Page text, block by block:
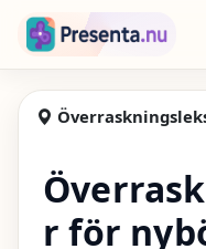
Hoppa till huvudinnehåll
Presenta
Överraskningsleksaker för
r för